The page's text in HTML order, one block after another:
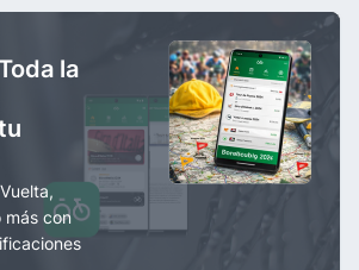
la
más con